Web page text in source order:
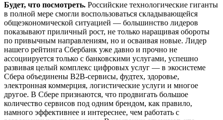
Будет, что посмотреть. Российские технологические гиганты
в полной мере смогли воспользоваться складывающейся
общеэкономической ситуацией — большинство лидеров
показывают приличный рост, не только наращивая обороты
по привычным направлениям, но и осваивая новые. Лидер
нашего рейтинга Сбербанк уже давно и прочно не
ассоциируется только с банковскими услугами, успешно
развивая целый комплекс цифровых услуг — в экосистеме
Сбера объединены B2B-сервисы, фудтех, здоровье,
электронная коммерция, логистические услуги и многое
другое. В Сбере признаются, что продвигать большое
количество сервисов под одним брендом, как правило,
намного эффективнее и интереснее, чем работать с